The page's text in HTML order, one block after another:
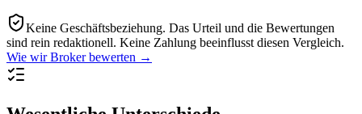
Keine Geschäftsbeziehung. Das Urteil und die Bewertungen
sind rein redaktionell. Keine Zahlung beeinflusst diesen Vergleich.
Wie wir Broker bewerten →